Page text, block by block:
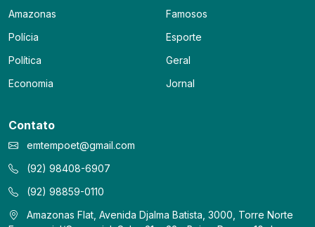
Amazonas
Polícia
Política
Economia
Famosos
Esporte
Geral
Jornal
Contato
emtempoet@gmail.com
(92) 98408-6907
(92) 98859-0110
Amazonas Flat, Avenida Djalma Batista, 3000, Torre Norte